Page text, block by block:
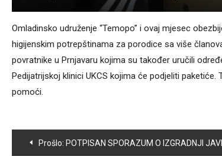
Omladinsko udruženje “Temopo” i ovaj mjesec
higijenskim potrepštinama za porodice sa više
povratnike u Prnjavaru kojima su također uručili
Pedijatrijskoj klinici UKCS kojima će podjeliti
pomoći.
Navigacija
Prošlo: POTPISAN SPORAZUM O IZGRADNJI JAVNE RASVETE NA PODRUČJU